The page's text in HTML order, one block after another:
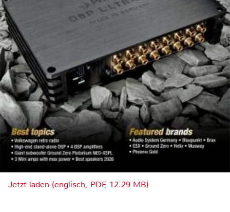
Jetzt laden (englisch, PDF, 12.29 MB)